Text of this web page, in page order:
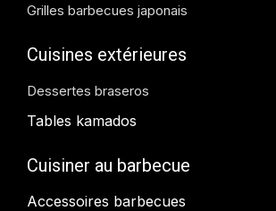
Grilles barbecues japonais
Cuisines extérieures
Dessertes braseros
Tables kamados
Cuisiner au barbecue
Accessoires barbecues